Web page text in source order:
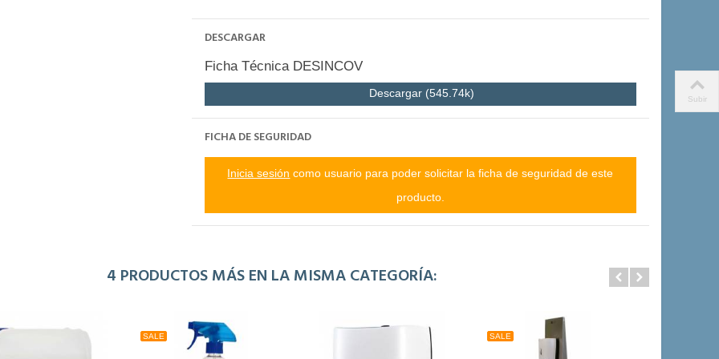
DESCARGAR
Ficha Técnica DESINCOV
Descargar (545.74k)
FICHA DE SEGURIDAD
Inicia sesión como usuario para poder solicitar la ficha de seguridad de este
producto.
4 PRODUCTOS MÁS EN LA MISMA CATEGORÍA:
SALE SALE
Subir